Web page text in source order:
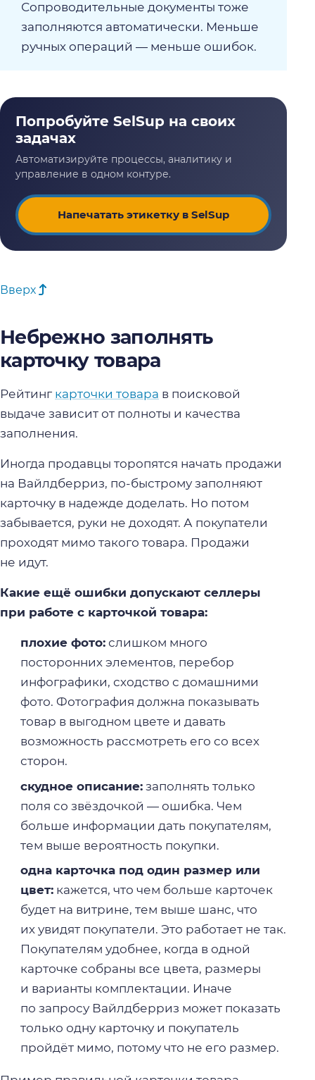
Сопроводительные документы тоже
заполняются автоматически. Меньше
ручных операций — меньше ошибок.
Напечатать этикетку в SelSup
Вверх
Небрежно заполнять
карточку товара
Рейтинг карточки товара в поисковой
выдаче зависит от полноты и качества
заполнения.
Иногда продавцы торопятся начать продажи
на Вайлдберриз, по-быстрому заполняют
карточку в надежде доделать. Но потом
забывается, руки не доходят. А покупатели
проходят мимо такого товара. Продажи
не идут.
Какие ещё ошибки допускают селлеры
при работе с карточкой товара:
плохие фото:слишком много
посторонних элементов, перебор
инфографики, сходство с домашними
фото. Фотография должна показывать
товар в выгодном цвете и давать
возможность рассмотреть его со всех
сторон.
скудное описание:заполнять только
поля со звёздочкой — ошибка. Чем
больше информации дать покупателям,
тем выше вероятность покупки.
одна карточка под один размер или
цвет:кажется, что чем больше карточек
будет на витрине, тем выше шанс, что
их увидят покупатели. Это работает не так.
Покупателям удобнее, когда в одной
карточке собраны все цвета, размеры
и варианты комплектации. Иначе
по запросу Вайлдберриз может показать
только одну карточку и покупатель
пройдёт мимо, потому что не его размер.